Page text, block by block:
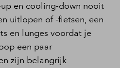
en cooling-down nooit
uitlopen of -fietsen, een
en lunges voordat je
een paar
zijn belangrijk